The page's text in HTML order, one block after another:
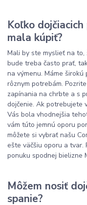
Koľko
mala kúpiť?
Mali by ste myslieť na to,
bude treba často prať,
na výmenu. Máme
rôznym potrebám.
zapínania na chrbte a s
dojčenie. Ak potrebujete
Vás bola vhodnejšia
vám túto jemnú oporu
môžete si vybrať našu
ešte väčšiu oporu a tvar.
ponuku spodnej bielizne
Môžem nosiť
spanie?